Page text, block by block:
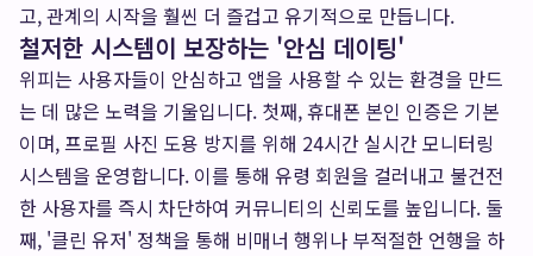
고, 관계의 시작을 훨씬 더 즐겁고 유기적으로 만듭니다.
철저한 시스템이 보장하는 '안심 데이팅'
위피는 사용자들이 안심하고 앱을 사용할 수 있는 환경을 만드
는 데 많은 노력을 기울입니다. 첫째, 휴대폰 본인 인증은 기본
이며, 프로필 사진 도용 방지를 위해 24시간 실시간 모니터링
시스템을 운영합니다. 이를 통해 유령 회원을 걸러내고 불건전
한 사용자를 즉시 차단하여 커뮤니티의 신뢰도를 높입니다. 둘
째, '클린 유저' 정책을 통해 비매너 행위나 부적절한 언행을 하